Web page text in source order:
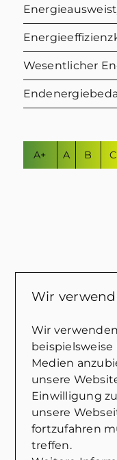
Wesentlicher
A+ A B C
Kann
beraten
dem
Wir stehen
Seite und
Wir
Wir
Medien
unsere
Einwilligung
unsere
fortzufahren
treffen.